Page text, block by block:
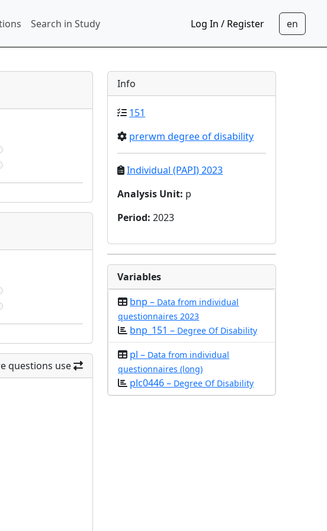
Search in Study Log In / Register
questions use
Info
151
prerwm degree of disability
Individual (PAPI) 2023
Analysis Unit: p
Period:2023
Variables
bnp – Data from individual
questionnaires 2023
bnp_151 – Degree Of Disability
pl – Data from individual
questionnaires (long)
plc0446 – Degree Of Disability